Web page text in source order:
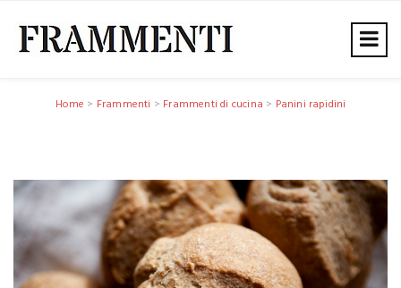
Home > Frammenti > Frammenti di cucina > Panini rapidini